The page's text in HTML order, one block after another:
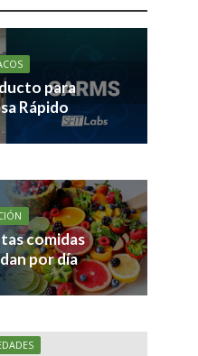
para
Rápido
comidas
por día